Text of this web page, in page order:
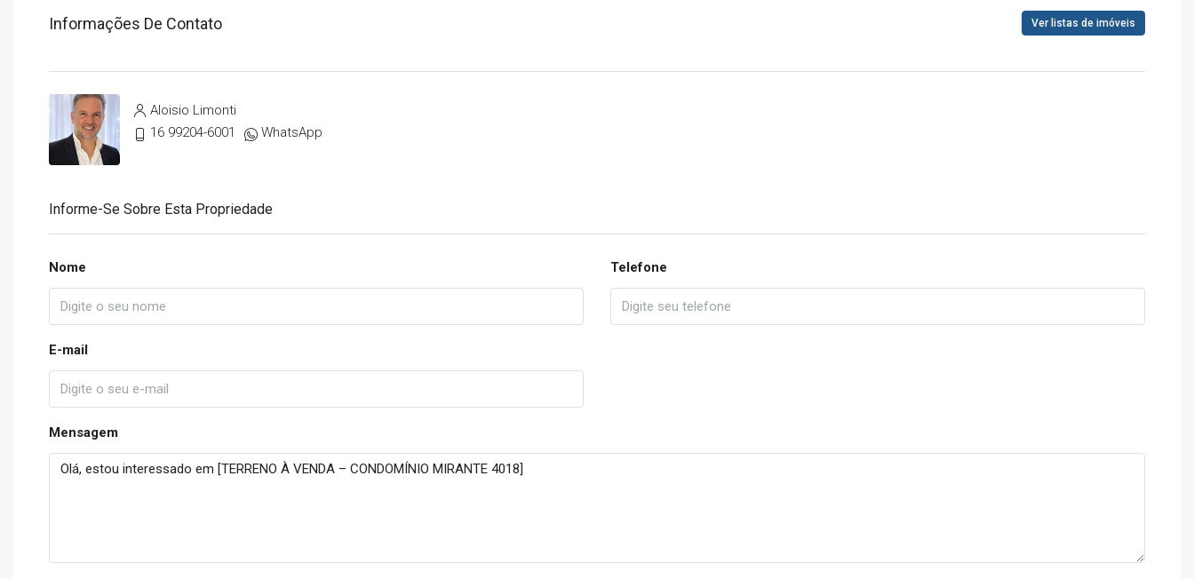
Informações De Contato Ver listas de imóveis
Aloisio Limonti
16 99204-6001
WhatsApp
Informe-Se Sobre Esta Propriedade
Nome Telefone
E-mail
Mensagem